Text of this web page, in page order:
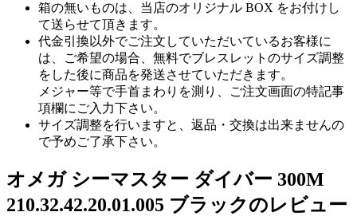
箱の無いものは、当店のオリジナル BOX をお付けし
て送らせて頂きます。
代金引換以外でご注文していただいているお客様に
は、ご希望の場合、無料でブレスレットのサイズ調整
をした後に商品を発送させていただきます。
メジャー等で手首まわりを測り、ご注文画面の特記事
項欄にご入力下さい。
サイズ調整を行いますと、返品・交換は出来ませんの
で予めご了承下さい。
オメガ シーマスター ダイバー 300M
210.32.42.20.01.005 ブラックのレビュー